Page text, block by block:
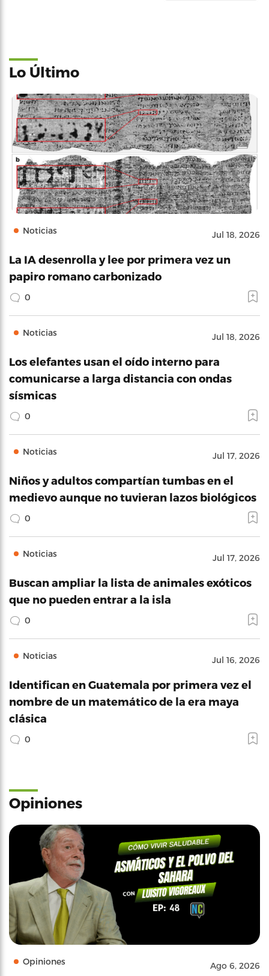
Lo Último
Noticias Jul 18, 2026
La IA desenrolla y lee por primera vez un
papiro romano carbonizado
0
Noticias Jul 18, 2026
Los elefantes usan el oído interno para
comunicarse a larga distancia con ondas
sísmicas
0
Noticias Jul 17, 2026
Niños y adultos compartían tumbas en el
medievo aunque no tuvieran lazos biológicos
0
Noticias Jul 17, 2026
Buscan ampliar la lista de animales exóticos
que no pueden entrar a la isla
0
Noticias Jul 16, 2026
Identifican en Guatemala por primera vez el
nombre de un matemático de la era maya
clásica
0
Opiniones
Opiniones Ago 6, 2026